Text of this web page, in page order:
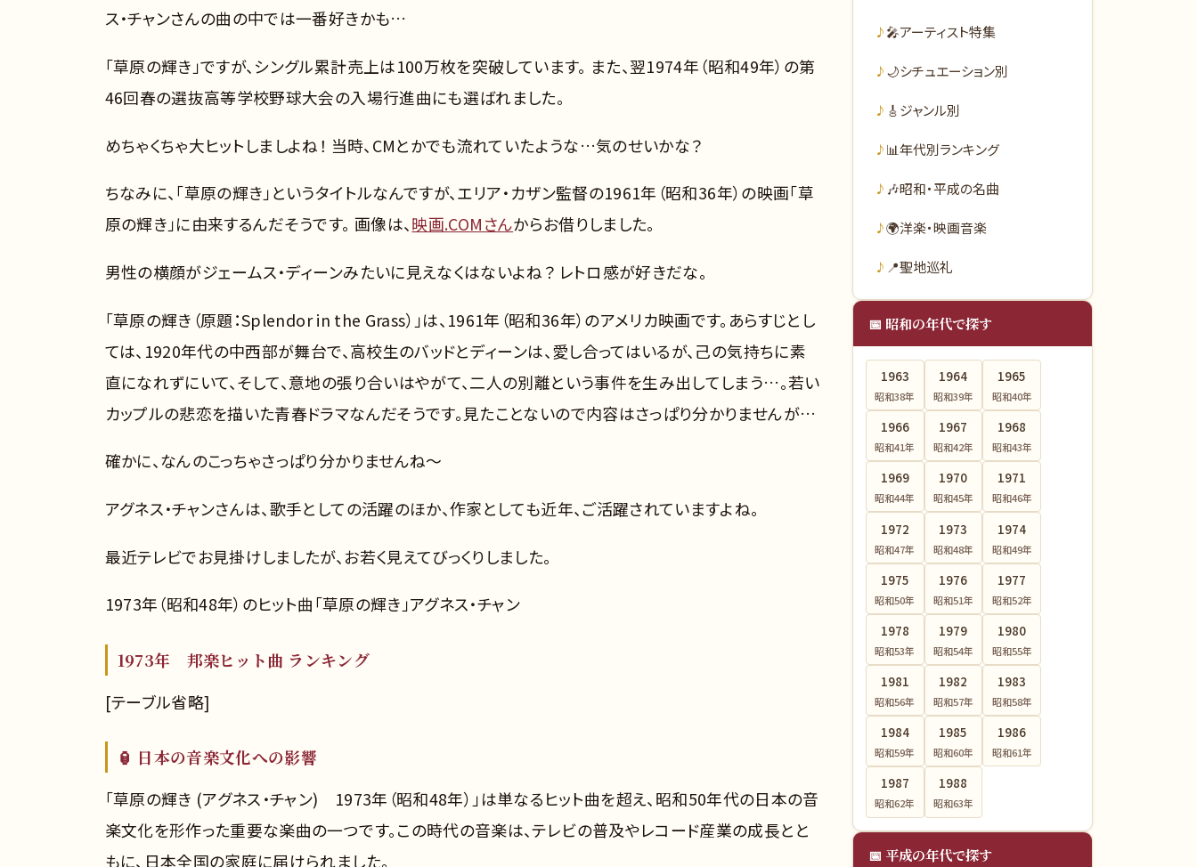
ス・チャンさんの曲の中では一番好きかも…
「草原の輝き」ですが、シングル累計売上は100万枚を突破しています。 また、翌1974年（昭和49年）の第
46回春の選抜高等学校野球大会の入場行進曲にも選ばれました。
めちゃくちゃ大ヒットしましよね！ 当時、CMとかでも流れていたような…気のせいかな？
ちなみに、「草原の輝き」というタイトルなんですが、エリア・カザン監督の1961年（昭和36年）の映画「草
原の輝き」に由来するんだそうです。 画像は、映画.COMさんからお借りしました。
男性の横顔がジェームス・ディーンみたいに見えなくはないよね？ レトロ感が好きだな。
「草原の輝き（原題：Splendor in the Grass）」は、1961年（昭和36年）のアメリカ映画です。あらすじとし
ては、1920年代の中西部が舞台で、高校生のバッドとディーンは、愛し合ってはいるが、己の気持ちに素
直になれずにいて、そして、意地の張り合いはやがて、二人の別離という事件を生み出してしまう…。若い
カップルの悲恋を描いた青春ドラマなんだそうです。見たことないので内容はさっぱり分かりませんが…
確かに、なんのこっちゃさっぱり分かりませんね～
アグネス・チャンさんは、歌手としての活躍のほか、作家としても近年、ご活躍されていますよね。
最近テレビでお見掛けしましたが、お若く見えてびっくりしました。
1973年（昭和48年）のヒット曲「草原の輝き」アグネス・チャン
1973年 邦楽ヒット曲 ランキング
[テーブル省略]
🏮 日本の音楽文化への影響
「草原の輝き (アグネス・チャン) 1973年（昭和48年）」は単なるヒット曲を超え、昭和50年代の日本の音
楽文化を形作った重要な楽曲の一つです。この時代の音楽は、テレビの普及やレコード産業の成長とと
もに、日本全国の家庭に届けられました。
🎤アーティスト特集
🌙シチュエーション別
🎸ジャンル別
📊年代別ランキング
🎶昭和・平成の名曲
🌍洋楽・映画音楽
📍聖地巡礼
📅 昭和の年代で探す
1963
昭和38年
1964
昭和39年
1965
昭和40年
1966
昭和41年
1967
昭和42年
1968
昭和43年
1969
昭和44年
1970
昭和45年
1971
昭和46年
1972
昭和47年
1973
昭和48年
1974
昭和49年
1975
昭和50年
1976
昭和51年
1977
昭和52年
1978
昭和53年
1979
昭和54年
1980
昭和55年
1981
昭和56年
1982
昭和57年
1983
昭和58年
1984
昭和59年
1985
昭和60年
1986
昭和61年
1987
昭和62年
1988
昭和63年
📅 平成の年代で探す